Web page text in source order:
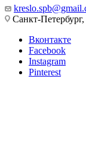
Санкт-
Вконтакте
Facebook
Instagram
Pinterest